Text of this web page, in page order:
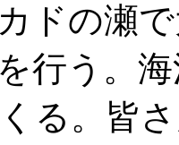
ドの瀬
行う。
る。皆